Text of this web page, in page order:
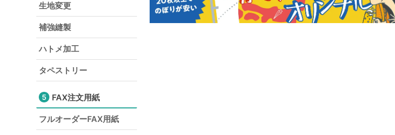
生地変更
補強縫製
ハトメ加工
タペストリー
5 FAX注文用紙
フルオーダーFAX用紙